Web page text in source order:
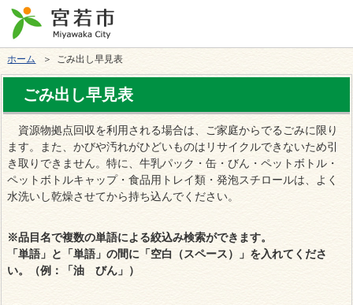
ホーム ＞ ごみ出し早見表
ごみ出し早見表
資源物拠点回収を利用される場合は、ご家庭からでるごみに限り
ます。また、かびや汚れがひどいものはリサイクルできないため引
き取りできません。特に、牛乳パック・缶・びん・ペットボトル・
ペットボトルキャップ・食品用トレイ類・発泡スチロールは、よく
水洗いし乾燥させてから持ち込んでください。
※品目名で複数の単語による絞込み検索ができます。
「単語」と「単語」の間に「空白（スペース）」を入れてくださ
い。（例：「油 びん」）